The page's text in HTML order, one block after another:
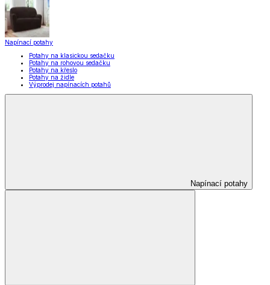
Napínací potahy
Potahy na klasickou sedačku
Potahy na rohovou sedačku
Potahy na křeslo
Potahy na židle
Výprodej napínacích potahů
Napínací potahy